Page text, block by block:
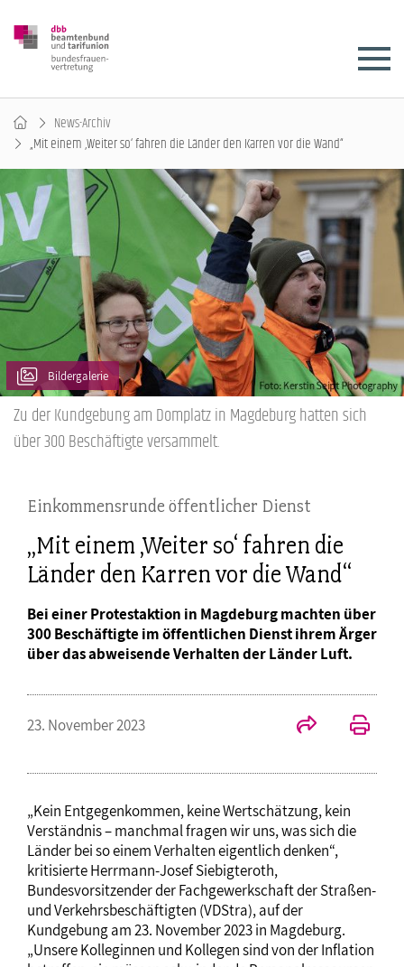
News-Archiv
„Mit einem ‚Weiter so‘ fahren die Länder den Karren vor die Wand“
Bildergalerie
Zu der Kundgebung am Domplatz in Magdeburg hatten sich
über 300 Beschäftigte versammelt.
Einkommensrunde öffentlicher Dienst
„Mit einem ‚Weiter so‘ fahren die
Länder den Karren vor die Wand“
Bei einer Protestaktion in Magdeburg machten über
300 Beschäftigte im öffentlichen Dienst ihrem Ärger
über das abweisende Verhalten der Länder Luft.
23. November 2023
„Kein Entgegenkommen, keine Wertschätzung, kein
Verständnis – manchmal fragen wir uns, was sich die
Länder bei so einem Verhalten eigentlich denken“,
kritisierte Herrmann-Josef Siebigteroth,
Bundesvorsitzender der Fachgewerkschaft der Straßen-
und Verkehrsbeschäftigten (VDStra), auf der
Kundgebung am 23. November 2023 in Magdeburg.
„Unsere Kolleginnen und Kollegen sind von der Inflation